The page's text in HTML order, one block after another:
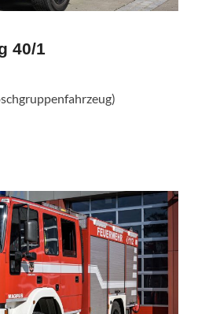
40/1